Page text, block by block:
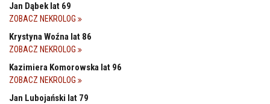
Jan Dąbek lat 69
ZOBACZ NEKROLOG
Krystyna Woźna lat 86
ZOBACZ NEKROLOG
Kazimiera Komorowska lat 96
ZOBACZ NEKROLOG
Jan Lubojański lat 79